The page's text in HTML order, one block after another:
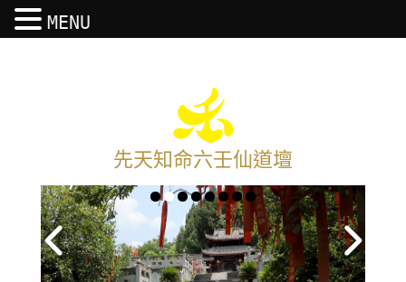
先天知命六壬仙道壇
MENU